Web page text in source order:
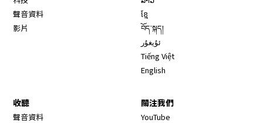
聲音資料
影片
ខ្មែ
བོད་སྐད།
ئۇيغۇر
Tiếng Việt
English
收聽
聲音資料
關注我們
YouTube